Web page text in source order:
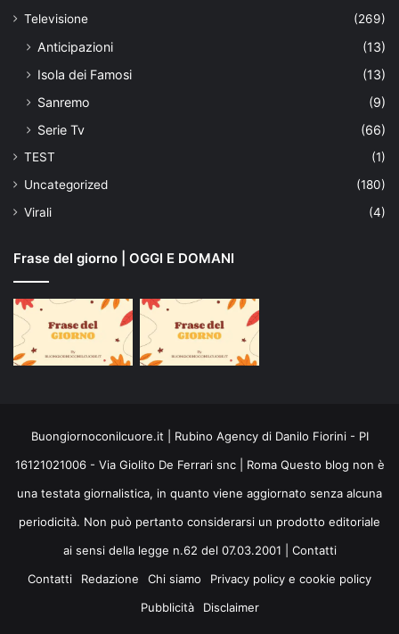
Televisione (269)
Anticipazioni
(13)
Isola dei Famosi
(13)
Sanremo
(9)
Serie Tv
(66)
TEST
(1)
Uncategorized
(180)
Virali
(4)
Frase del giorno | OGGI E DOMANI
Buongiornoconilcuore.it | Rubino Agency di Danilo Fiorini - PI
16121021006 - Via Giolito De Ferrari snc | Roma Questo blog non è
una testata giornalistica, in quanto viene aggiornato senza alcuna
periodicità. Non può pertanto considerarsi un prodotto editoriale
ai sensi della legge n.62 del 07.03.2001 | Contatti
Contatti
Redazione Chi siamo
Privacy policy e cookie policy
Pubblicità
Disclaimer